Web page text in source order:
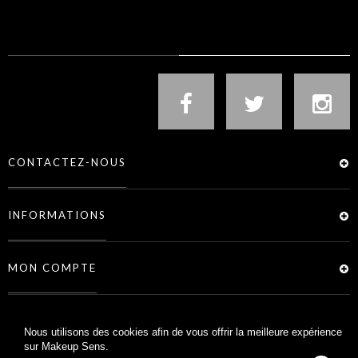
Nous utilisons des cookies afin de vous offrir la meilleure expérience
sur Makeup Sens.
CONTACTEZ-NOUS
INFORMATIONS
MON COMPTE